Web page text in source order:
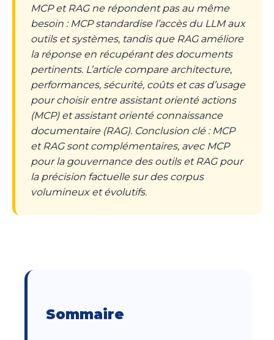
MCP et RAG ne répondent pas au même
besoin : MCP standardise l’accès du LLM aux
outils et systèmes, tandis que RAG améliore
la réponse en récupérant des documents
pertinents. L’article compare architecture,
performances, sécurité, coûts et cas d’usage
pour choisir entre assistant orienté actions
(MCP) et assistant orienté connaissance
documentaire (RAG). Conclusion clé : MCP
et RAG sont complémentaires, avec MCP
pour la gouvernance des outils et RAG pour
la précision factuelle sur des corpus
volumineux et évolutifs.
Sommaire